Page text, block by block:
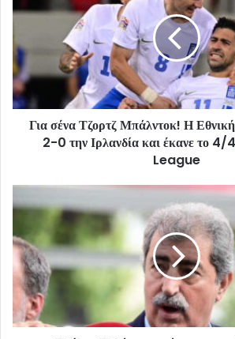
Για σένα Τζορτζ Μπάλντοκ! Η
2-0 την Ιρλανδία και έκανε το
League